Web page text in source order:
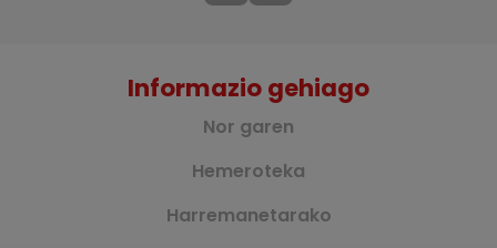
Informazio gehiago
Nor garen
Hemeroteka
Harremanetarako